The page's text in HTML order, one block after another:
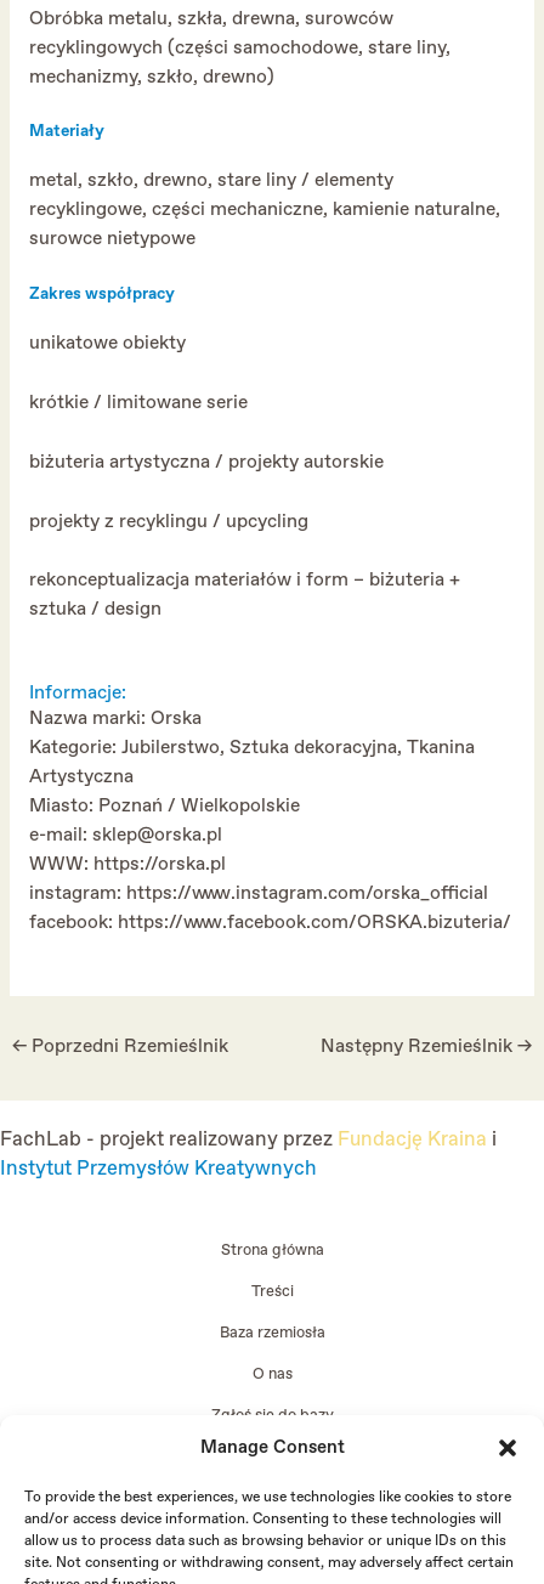
Manage Consent
To provide the best experiences, we use technologies like cookies to store
and/or access device information. Consenting to these technologies will
allow us to process data such as browsing behavior or unique IDs on this
site. Not consenting or withdrawing consent, may adversely affect certain
Obróbka metalu, szkła, drewna, surowców
recyklingowych (części samochodowe, stare liny,
mechanizmy, szkło, drewno)
Materiały
metal, szkło, drewno, stare liny / elementy
recyklingowe, części mechaniczne, kamienie naturalne,
surowce nietypowe
Zakres współpracy
unikatowe obiekty
krótkie / limitowane serie
biżuteria artystyczna / projekty autorskie
projekty z recyklingu / upcycling
rekonceptualizacja materiałów i form – biżuteria +
sztuka / design
Informacje:
Nazwa marki: Orska
Kategorie: Jubilerstwo, Sztuka dekoracyjna, Tkanina
Artystyczna
Miasto: Poznań / Wielkopolskie
e-mail: sklep@orska.pl
WWW: https://orska.pl
instagram: https://www.instagram.com/orska_official
facebook: https://www.facebook.com/ORSKA.bizuteria/
Post
← Poprzedni Rzemieślnik Następny Rzemieślnik→
FachLab - projekt realizowany przez Fundację Kraina i
Instytut Przemysłów Kreatywnych
Strona główna
Treści
Baza rzemiosła
O nas
Zgłoś się do bazy
Edycja 2024